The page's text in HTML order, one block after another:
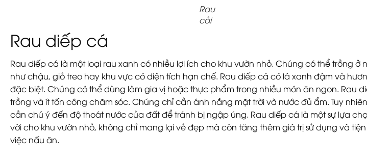
Rau
cải
Rau diếp cá
Rau diếp cá là một loại rau xanh có nhiều lợi ích cho khu vườn nhỏ. Chúng có thể trồng ở
như chậu, giỏ treo hay khu vực có diện tích hạn chế. Rau diếp cá có lá xanh đậm và
đặc biệt. Chúng có thể dùng làm gia vị hoặc thực phẩm trong nhiều món ăn ngon. Rau
trồng và ít tốn công chăm sóc. Chúng chỉ cần ánh nắng mặt trời và nước đủ ẩm. Tuy
cần chú ý đến độ thoát nước của đất để tránh bị ngập úng. Rau diếp cá là một sự lựa
vời cho khu vườn nhỏ, không chỉ mang lại vẻ đẹp mà còn tăng thêm giá trị sử dụng và
việc nấu ăn.